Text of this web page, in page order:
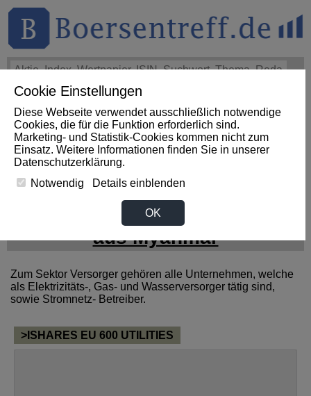
Cookie Einstellungen
Diese Webseite verwendet ausschließlich notwendige
Cookies, die für die Funktion erforderlich sind.
Marketing- und Statistik-Cookies kommen nicht zum
Einsatz. Weitere Informationen finden Sie in unserer
Datenschutzerklärung.
Notwendig
Details einblenden
OK
THEMEN HOT-STOCKS
Impact News +++ First Phosphate Corp.: First Phosphate
Announces Uplisting of American Depositary Receipt (ADR)
to Nasdaq... (Newsfile) +++ FIRST PHOSPHATE Aktie
+4,02%
News zum Sektor Versorger
aus Myanmar
Zum Sektor Versorger gehören alle Unternehmen, welche
als Elektrizitäts-, Gas- und Wasserversorger tätig sind,
sowie Stromnetz- Betreiber.
>ISHARES EU 600 UTILITIES